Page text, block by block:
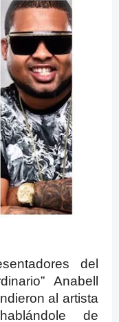
del
Anabell
al artista
de